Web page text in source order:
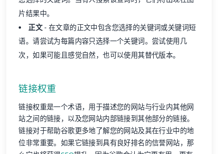
片结果中。
正文- 在文章的正文中包含您选择的关键词或关键词短
语。请尝试为每篇内容只选择一个关键词。尝试使用几
次，如果可能且感觉自然，也可以使用其替代版本。
链接权重
链接权重是一个术语，用于描述您的网站与行业内其他网
站之间的链接，以及您网站内部链接到其他部分的链接。
链接对于帮助谷歌更多地了解您的网站及其在行业中的地
位非常重要。如果它链接到具有良好排名的信誉网站，那